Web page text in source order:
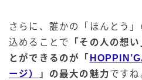
さらに、誰かの「ほんとう
込めることで
「その人の想
とができるのが「
ージ）
」の最大の魅力ですね